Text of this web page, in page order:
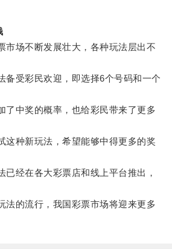
场不断发展壮大，各种玩法层出不
受彩民欢迎，即选择6个号码和一个
中奖的概率，也给彩民带来了更多
种新玩法，希望能够中得更多的奖
经在各大彩票店和线上平台推出，
的流行，我国彩票市场将迎来更多